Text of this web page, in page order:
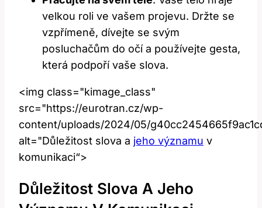
velkou roli ve vašem projevu. Držte se
vzpřímeně, dívejte se svým
posluchačům do očí a používejte gesta,
která podpoří vaše slova.
<img class="kimage_class"
src="https://eurotran.cz/wp-
content/uploads/2024/05/
alt="Důležitost slova a jeho významu v
komunikaci“>
Důležitost Slova A Jeho